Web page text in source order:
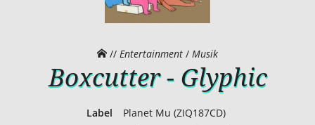
// Entertainment / Musik
Boxcutter - Glyphic
Label
Planet Mu (ZIQ187CD)